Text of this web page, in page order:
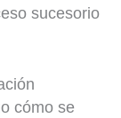
sucesorio
cómo se